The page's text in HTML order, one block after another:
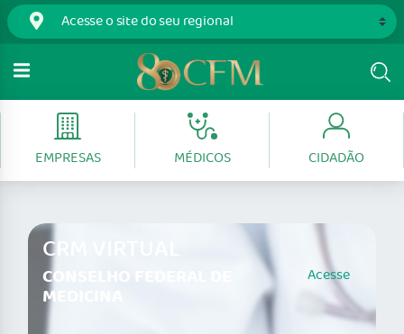
EMPRESAS MÉDICOS CIDADÃO
CRM VIRTUAL
CONSELHO FEDERAL DE
MEDICINA
Acesse